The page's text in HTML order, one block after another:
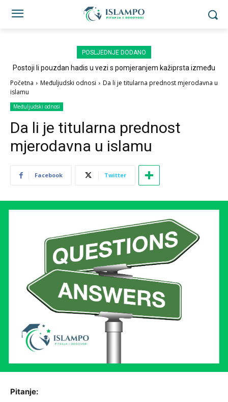
POSLJEDNJE DODANO
Postoji li pouzdan hadis u vezi s pomjeranjem kažiprsta između
Početna Međuljudski odnosi
Da li je titularna prednost mjerodavna u
islamu
Međuljudski odnosi
Da li je titularna prednost
mjerodavna u islamu
Facebook Twitter
Pitanje: